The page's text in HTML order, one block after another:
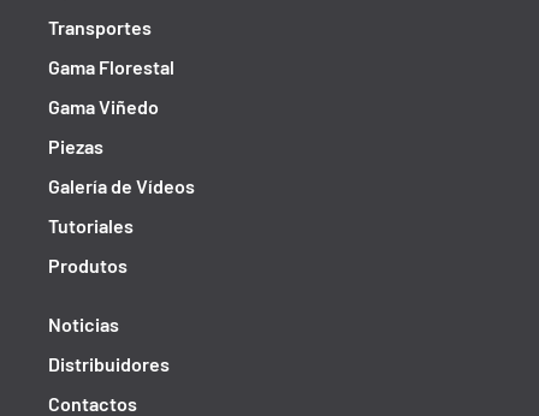
Transportes
Gama Florestal
Gama Viñedo
Piezas
Galería de Vídeos
Tutoriales
Produtos
Noticias
Distribuidores
Contactos